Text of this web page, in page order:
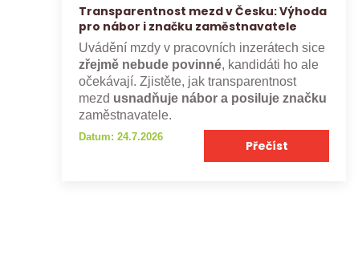
Transparentnost mezd v Česku: Výhoda
pro nábor i značku zaměstnavatele
Uvádění mzdy v pracovních inzerátech sice
zřejmě nebude povinné, kandidáti ho ale
očekávají. Zjistěte, jak transparentnost
mezd usnadňuje nábor a posiluje značku
zaměstnavatele.
Datum: 24.7.2026
Přečíst